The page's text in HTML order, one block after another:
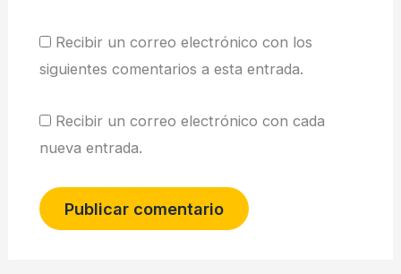
Recibir un correo electrónico con los
siguientes comentarios a esta entrada.
Recibir un correo electrónico con cada
nueva entrada.